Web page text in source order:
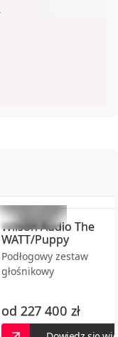
Wilson Audio The
WATT/Puppy
Podłogowy zestaw
głośnikowy
od 227 400 zł